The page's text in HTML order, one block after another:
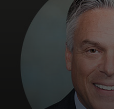
Voor de wereld
Voor innovators
Nieuws en trends